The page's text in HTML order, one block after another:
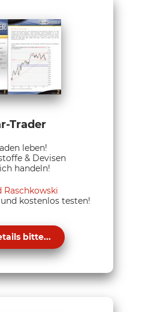
Trader
leben!
& Devisen
handeln!
Raschkowski
kostenlos testen!
bitte...